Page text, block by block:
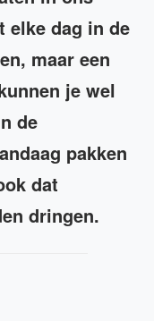
elke dag in de
maar een
je wel
de
pakken
dat
dringen.